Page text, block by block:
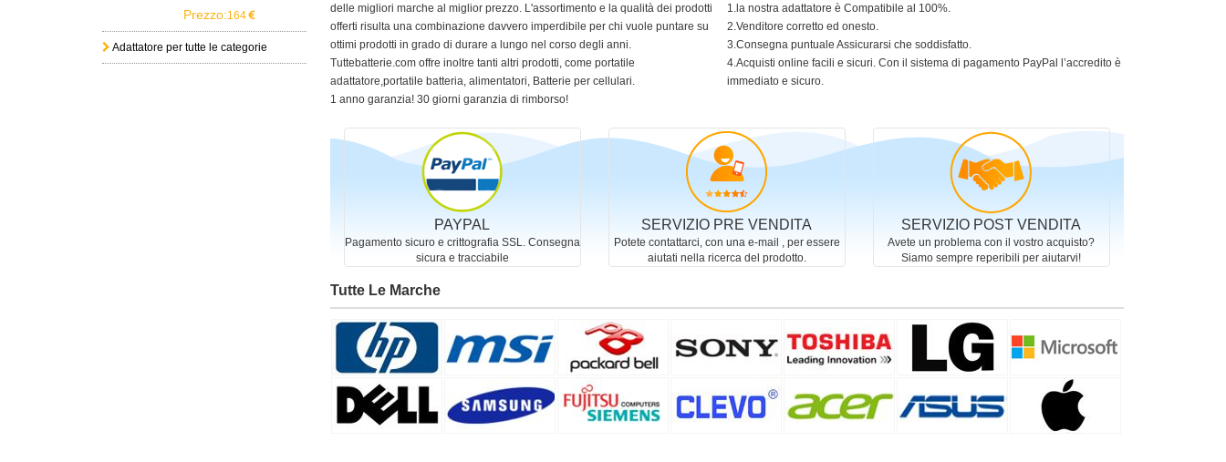
delle migliori marche al miglior prezzo. L'assortimento e la qualità dei prodotti
offerti risulta una combinazione davvero imperdibile per chi vuole puntare su
ottimi prodotti in grado di durare a lungo nel corso degli anni.
Tuttebatterie.com offre inoltre tanti altri prodotti, come portatile
adattatore,portatile batteria, alimentatori, Batterie per cellulari.
1 anno garanzia! 30 giorni garanzia di rimborso!
1.la nostra adattatore è Compatibile al 100%.
2.Venditore corretto ed onesto.
3.Consegna puntuale Assicurarsi che soddisfatto.
4.Acquisti online facili e sicuri. Con il sistema di pagamento PayPal l’accredito è
immediato e sicuro.
PAYPAL
Pagamento sicuro e crittografia SSL. Consegna
sicura e tracciabile
SERVIZIO PRE VENDITA
Potete contattarci, con una e-mail , per essere
aiutati nella ricerca del prodotto.
SERVIZIO POST VENDITA
Avete un problema con il vostro acquisto?
Siamo sempre reperibili per aiutarvi!
Tutte Le Marche
Prezzo:164
Adattatore per tutte le categorie